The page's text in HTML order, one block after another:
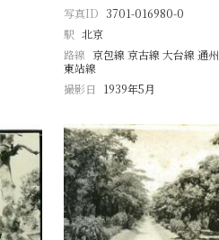
写真ID 3701-016980-0
駅 北京
路線 京包線 京古線 大台線 通州
東站線
撮影日
1939年5月